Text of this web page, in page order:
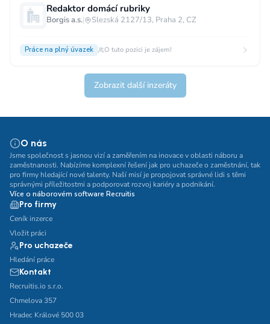
Redaktor domácí rubriky
Borgis a.s.| Slezská 2127/13, Praha 2, CZ
Práce na plný úvazek O tuto pozici je zájem!
Zobrazit další inzeráty
O nás
Jsme společnost s jasnou vizí a zaměřením na inovace v oblasti náboru a
zaměstnanosti. Nabízíme komplexní řešení jak pro uchazeče o zaměstnání, tak
pro firmy hledající nové talenty. Naší misí je propojovat správné lidi s těmi
správnými příležitostmi a podporovat rozvoj kariéry a podnikání.
Více o náborovém software Recruitis
Pro firmy
Ceník inzerce
Vložit práci
Pro uchazeče
Hledání práce
Kontakt
Recruitis.io s.r.o.
Chmelova 357
Hradec Králové 500 03